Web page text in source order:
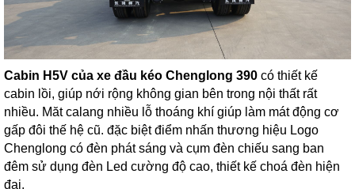
Cabin H5V của xe đầu kéo Chenglong 390 có thiết kế
cabin lồi, giúp nới rộng không gian bên trong nội thất rất
nhiều. Măt calang nhiều lỗ thoáng khí giúp làm mát động cơ
gấp đôi thế hệ cũ. đặc biệt điểm nhấn thương hiệu Logo
Chenglong có đèn phát sáng và cụm đèn chiếu sang ban
đêm sử dụng đèn Led cường độ cao, thiết kế choá đèn hiện
đại.